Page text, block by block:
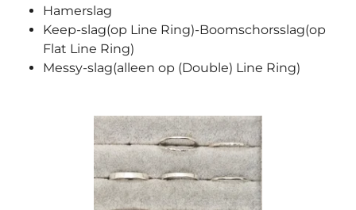
Hamerslag
Keep-slag(op Line Ring)-Boomschorsslag(op
Flat Line Ring)
Messy-slag(alleen op (Double) Line Ring)